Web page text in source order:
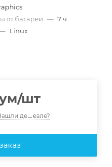
от батареи — 7 ч
Linux
/шт
дешевле?